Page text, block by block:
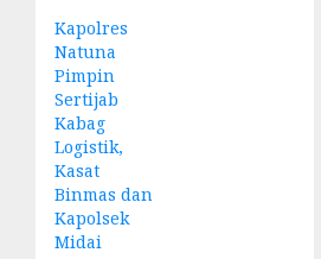
Kapolres
Natuna
Pimpin
Sertijab
Kabag
Logistik,
Kasat
Binmas dan
Kapolsek
Midai